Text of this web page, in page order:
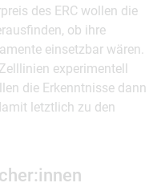
des ERC wollen die
ob ihre
einsetzbar wären.
experimentell
die Erkenntnisse dann
letztlich zu den